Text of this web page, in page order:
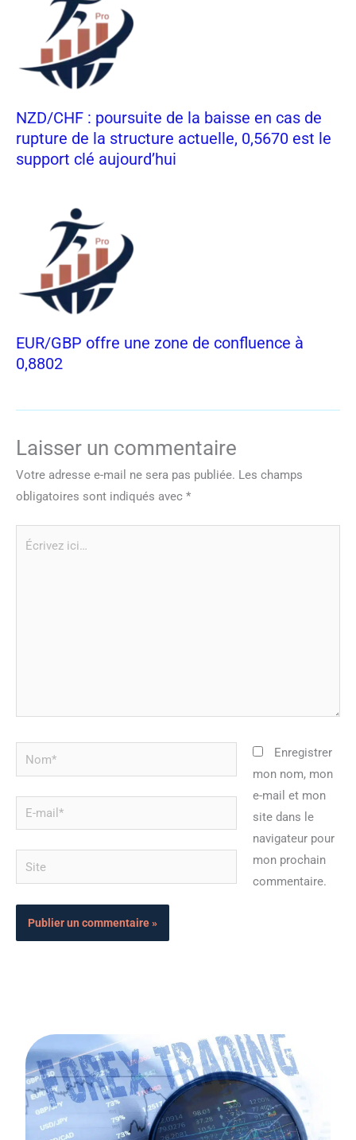
NZD/CHF : poursuite de la baisse en cas de
rupture de la structure actuelle, 0,5670 est le
support clé aujourd’hui
EUR/GBP offre une zone de confluence à
0,8802
Laisser un commentaire
Votre adresse e-mail ne sera pas publiée. Les champs
obligatoires sont indiqués avec *
Nom*
mail*
Site
Enregistrer
mon nom, mon
e-mail et mon
site dans le
navigateur pour
mon prochain
commentaire.